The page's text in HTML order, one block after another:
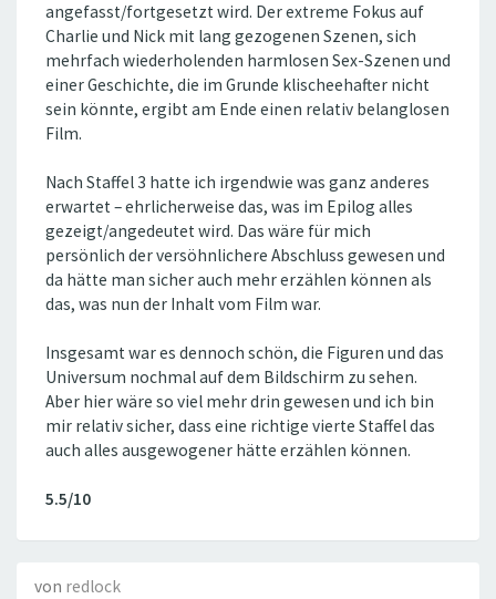
angefasst/fortgesetzt wird. Der extreme Fokus auf
Charlie und Nick mit lang gezogenen Szenen, sich
mehrfach wiederholenden harmlosen Sex-Szenen und
einer Geschichte, die im Grunde klischeehafter nicht
sein könnte, ergibt am Ende einen relativ belanglosen
Film.
Nach Staffel 3 hatte ich irgendwie was ganz anderes
erwartet – ehrlicherweise das, was im Epilog alles
gezeigt/angedeutet wird. Das wäre für mich
persönlich der versöhnlichere Abschluss gewesen und
da hätte man sicher auch mehr erzählen können als
das, was nun der Inhalt vom Film war.
Insgesamt war es dennoch schön, die Figuren und das
Universum nochmal auf dem Bildschirm zu sehen.
Aber hier wäre so viel mehr drin gewesen und ich bin
mir relativ sicher, dass eine richtige vierte Staffel das
auch alles ausgewogener hätte erzählen können.
5.5/10
von redlock